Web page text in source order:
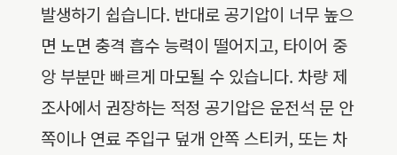
발생하기 쉽습니다. 반대로 공기압이 너무 높으
면 노면 충격 흡수 능력이 떨어지고, 타이어 중
앙 부분만 빠르게 마모될 수 있습니다. 차량 제
조사에서 권장하는 적정 공기압은 운전석 문 안
쪽이나 연료 주입구 덮개 안쪽 스티커, 또는 차